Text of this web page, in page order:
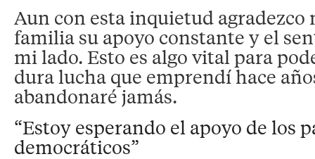
Aun con esta inquietud agradezco
familia su apoyo constante y el
mi lado. Esto es algo vital para
dura lucha que emprendí hace
abandonaré jamás.
“Estoy esperando el apoyo de los
democráticos”